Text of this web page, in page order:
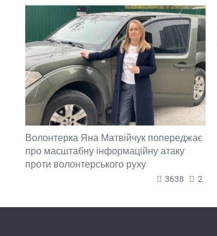
Волонтерка Яна Матвійчук попереджає
про масштабну інформаційну атаку
проти волонтерського руху
3638 2